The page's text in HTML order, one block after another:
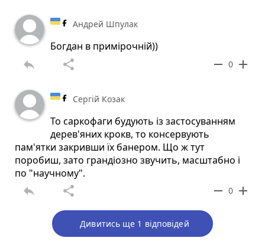
Андрей Шпулак
Богдан в примірочній))
reply share remove 0 add
Сергій Козак
То саркофаги будують із застосуванням
дерев'яних крокв, то консервують
пам'ятки закривши їх банером. Що ж тут
поробиш, зато грандіозно звучить, масштабно і
по "научному".
reply share remove 0 add
Дивитись ще 1 відповідей